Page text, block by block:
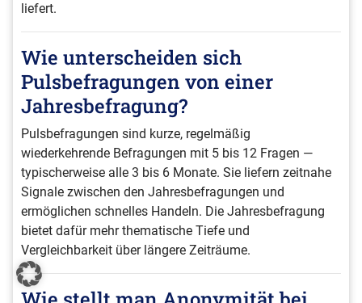
liefert.
Wie unterscheiden sich
Pulsbefragungen von einer
Jahresbefragung?
Pulsbefragungen sind kurze, regelmäßig
wiederkehrende Befragungen mit 5 bis 12 Fragen —
typischerweise alle 3 bis 6 Monate. Sie liefern zeitnahe
Signale zwischen den Jahresbefragungen und
ermöglichen schnelles Handeln. Die Jahresbefragung
bietet dafür mehr thematische Tiefe und
Vergleichbarkeit über längere Zeiträume.